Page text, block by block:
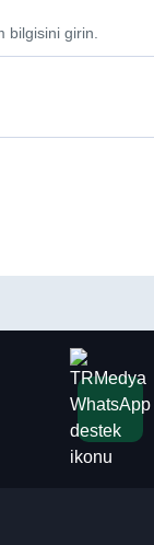
bilgisini girin.